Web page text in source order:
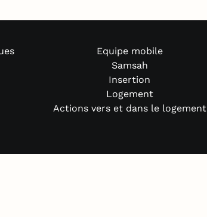
Equipe mobile
Samsah
Insertion
Logement
Actions vers et dans le logement